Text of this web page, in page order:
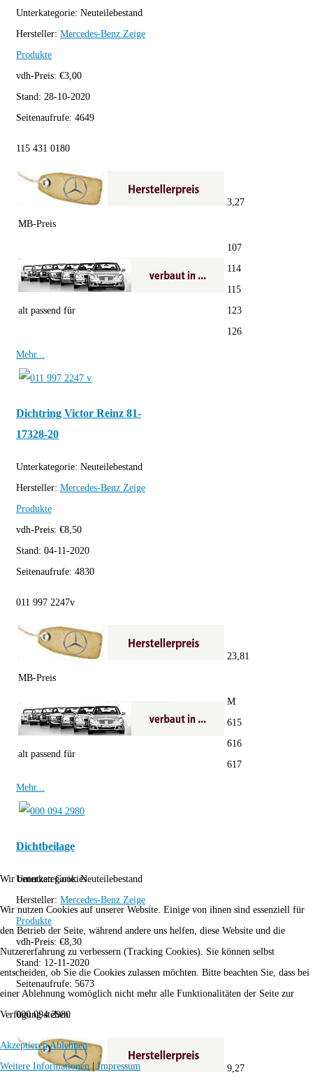
Unterkategorie: Neuteilebestand
Hersteller: Mercedes-Benz Zeige
Produkte
vdh-Preis: €3,00
Stand: 28-10-2020
Seitenaufrufe: 4649
115 431 0180
MB-Preis
3,27
alt passend für
107
114
115
123
126
Mehr...
Dichtring Victor Reinz 81-
17328-20
Unterkategorie: Neuteilebestand
Hersteller: Mercedes-Benz Zeige
Produkte
vdh-Preis: €8,50
Stand: 04-11-2020
Seitenaufrufe: 4830
011 997 2247v
MB-Preis
23,81
alt passend für
M
615
616
617
Mehr...
Dichtbeilage
Unterkategorie:Neuteilebestand
Hersteller: Mercedes-Benz Zeige
Produkte
vdh-Preis: €8,30
Stand: 12-11-2020
Seitenaufrufe: 5673
000 094 2980
9,27
Wir benutzen Cookies
Wir nutzen Cookies auf unserer Website. Einige von ihnen sind essenziell für
den Betrieb der Seite, während andere uns helfen, diese Website und die
Nutzererfahrung zu verbessern (Tracking Cookies). Sie können selbst
entscheiden, ob Sie die Cookies zulassen möchten. Bitte beachten Sie, dass bei
einer Ablehnung womöglich nicht mehr alle Funktionalitäten der Seite zur
Verfügung stehen.
Akzeptieren Ablehnen
Weitere Informationen|Impressum